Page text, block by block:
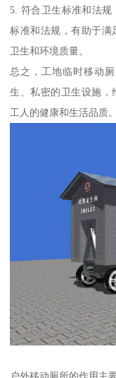
5. 符合卫生标准和法
标准和法规，有助于满
卫生和环境质量。
总之，工地临时移动
生、私密的卫生设施，
工人的健康和生活品质。